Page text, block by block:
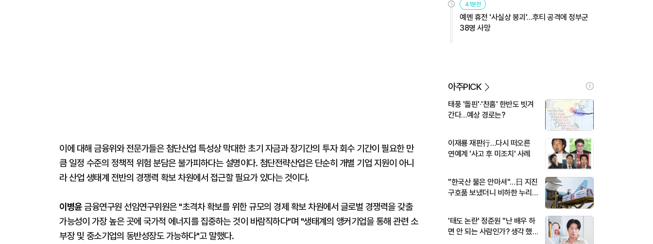
이에 대해 금융위와 전문가들은 첨단산업 특성상 막대한 초기 자금과 장기간의 투자 회수 기간이 필요한 만
큼 일정 수준의 정책적 위험 분담은 불가피하다는 설명이다. 첨단전략산업은 단순히 개별 기업 지원이 아니
라 산업 생태계 전반의 경쟁력 확보 차원에서 접근할 필요가 있다는 것이다.
이병윤금융연구원 선임연구위원은 "초격차 확보를 위한 규모의 경제 확보 차원에서 글로벌 경쟁력을 갖출
가능성이 가장 높은 곳에 국가적 에너지를 집중하는 것이 바람직하다"며 "생태계의 앵커기업을 통해 관련 소
부장 및 중소기업의 동반성장도 가능하다"고 말했다.
41분전
예멘 휴전 '사실상 붕괴'…후티 공격에 정부군
38명 사망
아주PICK
태풍 '돌핀'·'찬홈' 한반도 빗겨
간다…예상 경로는?
이재룡 재판行…다시 떠오른
연예계 '사고 후 미조치' 사례
"한국산 물은 안마셔"…日 지진
구호품 보냈더니 비하한 누리
'태도 논란' 정준원 "난 배우 하
면 안 되는 사람인가? 생각 했